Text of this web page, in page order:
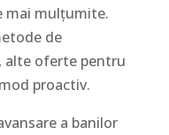
mai mulțumite.
de
alte oferte pentru
proactiv.
a banilor